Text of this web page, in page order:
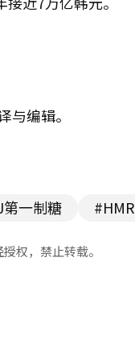
编辑。
第一制糖 #HMR
权，禁止转载。